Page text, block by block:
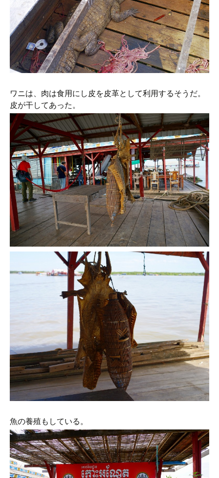
ワニは、肉は食用にし皮を皮革として利用するそうだ。
皮が干してあった。
魚の養殖もしている。